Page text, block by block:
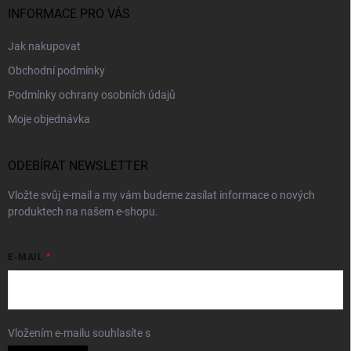
INFORMACE PRO VÁS
Jak nakupovat
Obchodní podmínky
Podmínky ochrany osobních údajů
Moje objednávka
ODEBÍRAT NEWSLETTER
Vložte svůj e-mail a my vám budeme zasílat informace o nových
produktech na našem e-shopu.
E-MAIL
Vložením e-mailu souhlasíte s